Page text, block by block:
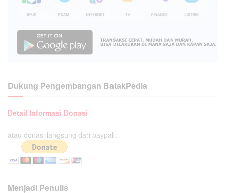
Dukung Pengembangan BatakPedia
Detail Informasi Donasi
atau donasi langsung dari paypal :
Menjadi Penulis